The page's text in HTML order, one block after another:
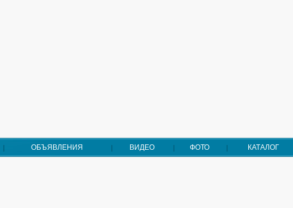
ОБЪЯВЛЕНИЯ ВИДЕО ФОТО КАТАЛОГ